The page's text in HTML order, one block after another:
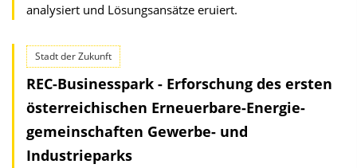
analysiert und Lösungsansätze eruiert.
Stadt der Zukunft
REC-Businesspark - Erforschung des ersten
österreichischen Erneuerbare-Energie­
gemeinschaften Gewerbe- und
Industrieparks